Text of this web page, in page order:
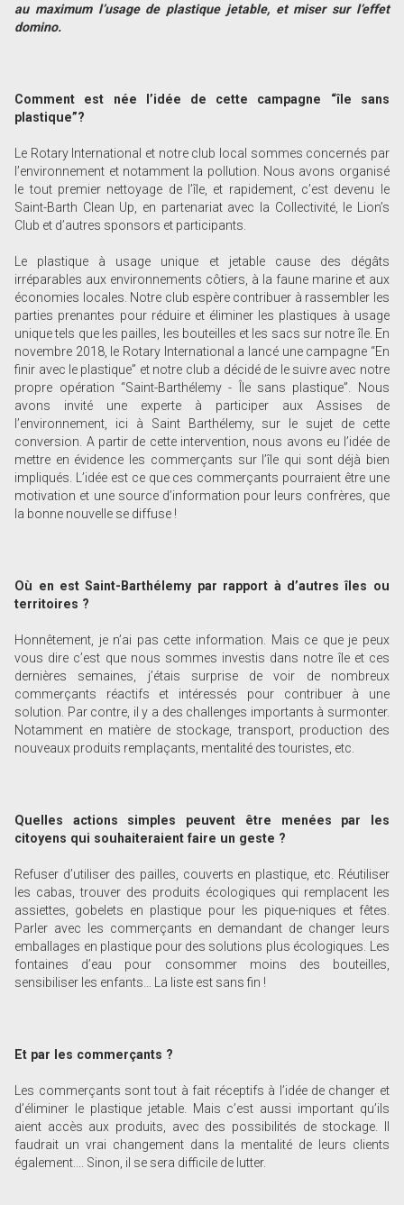
au maximum l’usage de plastique jetable, et miser sur l’effet
domino.
Comment est née l’idée de cette campagne “île sans
plastique”?
Le Rotary International et notre club local sommes concernés par
l’environnement et notamment la pollution. Nous avons organisé
le tout premier nettoyage de l’île, et rapidement, c’est devenu le
Saint-Barth Clean Up, en partenariat avec la Collectivité, le Lion’s
Club et d’autres sponsors et participants.
Le plastique à usage unique et jetable cause des dégâts
irréparables aux environnements côtiers, à la faune marine et aux
économies locales. Notre club espère contribuer à rassembler les
parties prenantes pour réduire et éliminer les plastiques à usage
unique tels que les pailles, les bouteilles et les sacs sur notre île. En
novembre 2018, le Rotary International a lancé une campagne “En
finir avec le plastique” et notre club a décidé de le suivre avec notre
propre opération “Saint-Barthélemy - Île sans plastique”. Nous
avons invité une experte à participer aux Assises de
l’environnement, ici à Saint Barthélemy, sur le sujet de cette
conversion. A partir de cette intervention, nous avons eu l’idée de
mettre en évidence les commerçants sur l’île qui sont déjà bien
impliqués. L’idée est ce que ces commerçants pourraient être une
motivation et une source d’information pour leurs confrères, que
la bonne nouvelle se diffuse !
Où en est Saint-Barthélemy par rapport à d’autres îles ou
territoires ?
Honnêtement, je n’ai pas cette information. Mais ce que je peux
vous dire c’est que nous sommes investis dans notre île et ces
dernières semaines, j’étais surprise de voir de nombreux
commerçants réactifs et intéressés pour contribuer à une
solution. Par contre, il y a des challenges importants à surmonter.
Notamment en matière de stockage, transport, production des
nouveaux produits remplaçants, mentalité des touristes, etc.
Quelles actions simples peuvent être menées par les
citoyens qui souhaiteraient faire un geste ?
Refuser d’utiliser des pailles, couverts en plastique, etc. Réutiliser
les cabas, trouver des produits écologiques qui remplacent les
assiettes, gobelets en plastique pour les pique-niques et fêtes.
Parler avec les commerçants en demandant de changer leurs
emballages en plastique pour des solutions plus écologiques. Les
fontaines d’eau pour consommer moins des bouteilles,
sensibiliser les enfants… La liste est sans fin !
Et par les commerçants ?
Les commerçants sont tout à fait réceptifs à l’idée de changer et
d’éliminer le plastique jetable. Mais c’est aussi important qu’ils
aient accès aux produits, avec des possibilités de stockage. Il
faudrait un vrai changement dans la mentalité de leurs clients
également.... Sinon, il se sera difficile de lutter.